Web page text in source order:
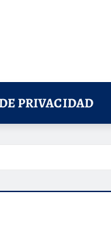
PRIVACIDAD